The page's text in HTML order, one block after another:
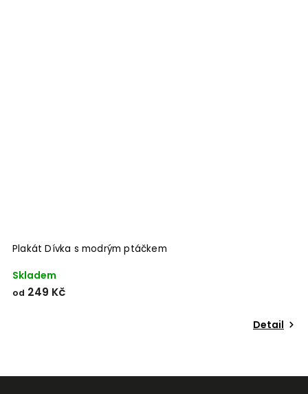
Plakát Dívka s modrým ptáčkem
Skladem
od 249 Kč
Detail